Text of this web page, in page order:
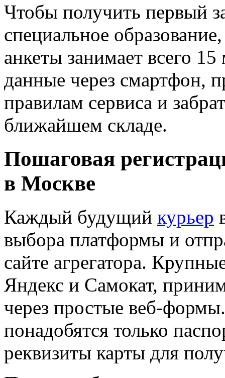
Чтобы получить первый
специальное
анкеты занимает всего
данные через смартфон,
правилам сервиса и
ближайшем складе.
Пошаговая
в Москве
Каждый будущий курьер
выбора платформы и
сайте агрегатора.
Яндекс и Самокат,
через простые веб-
понадобятся только
реквизиты карты для